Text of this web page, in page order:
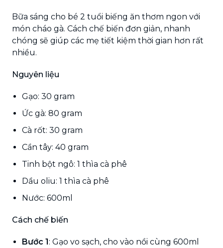
Bữa sáng cho bé 2 tuổi biếng ăn thơm ngon với
món cháo gà. Cách chế biến đơn giản, nhanh
chóng sẽ giúp các mẹ tiết kiệm thời gian hơn rất
nhiều.
Nguyên liệu
Gạo: 30 gram
Ức gà: 80 gram
Cà rốt: 30 gram
Cần tây: 40 gram
Tinh bột ngô: 1 thìa cà phê
Dầu oliu: 1 thìa cà phê
Nước: 600ml
Cách chế biến
Bước 1: Gạo vo sạch, cho vào nồi cùng 600ml